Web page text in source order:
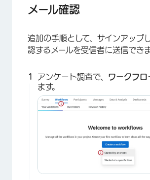
メール確認
追加の手順として、サインアップ
認するメールを受信者に送信できま
アンケート調査で、 ワークフロ
ます。